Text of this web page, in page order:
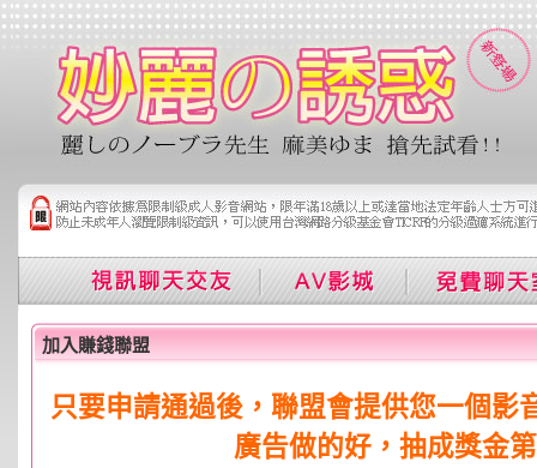
加入賺錢聯盟
只要申請通過後，聯盟會提供您一個影
廣告做的好，抽成獎金